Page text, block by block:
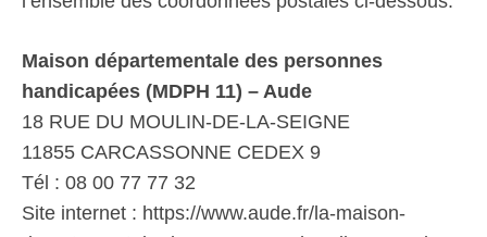
Maison départementale des personnes
handicapées (MDPH 11) – Aude
18 RUE DU MOULIN-DE-LA-SEIGNE
11855 CARCASSONNE CEDEX 9
Tél : 08 00 77 77 32
Site internet : https://www.aude.fr/la-maison-